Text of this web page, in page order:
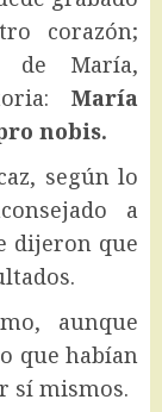
corazón;
de María,
María
nobis.
según lo
a
dijeron que
aunque
que habían
sí mismos.